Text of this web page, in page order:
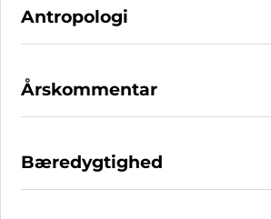
Antropologi
Årskommentar
Bæredygtighed